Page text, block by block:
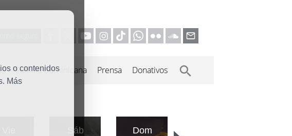
o contenidos
Más
Familia Dominicana Prensa Donativos
Sáb Dom